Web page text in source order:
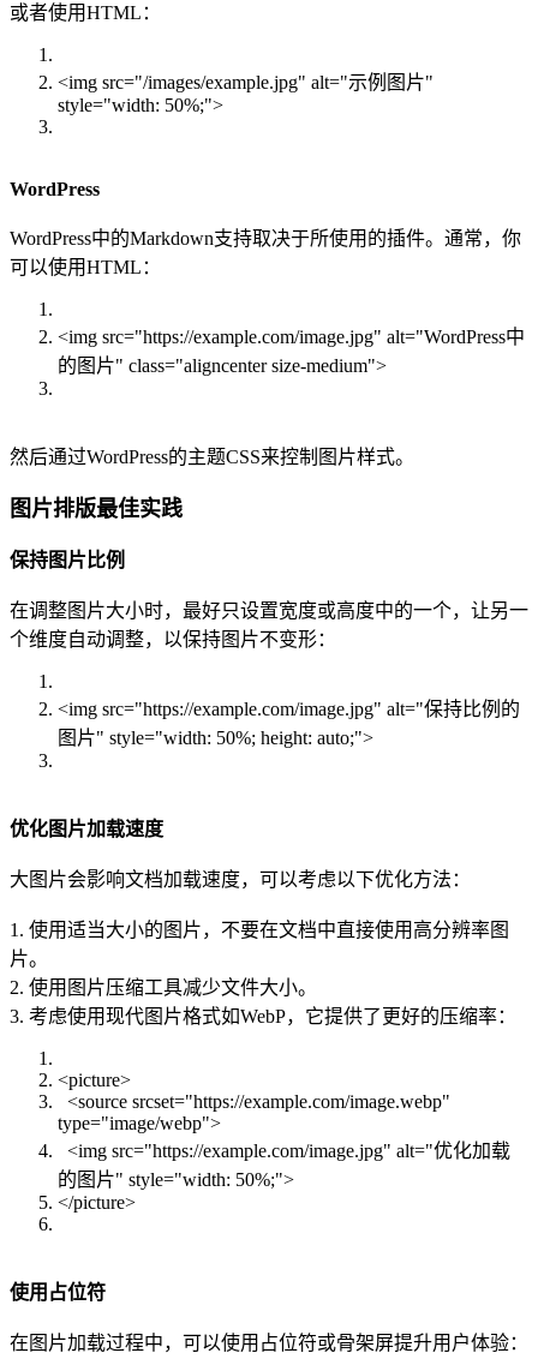
或者使用HTML：
<img src="/images/example.jpg" alt="示例图片"
style="width: 50%;">
WordPress
WordPress中的Markdown支持取决于所使用的插件。通常，你
可以使用HTML：
<img src="https://example.com/image.jpg" alt="WordPress中
的图片" class="aligncenter size-medium">
然后通过WordPress的主题CSS来控制图片样式。
图片排版最佳实践
保持图片比例
在调整图片大小时，最好只设置宽度或高度中的一个，让另一
个维度自动调整，以保持图片不变形：
<img src="https://example.com/image.jpg" alt="保持比例的
图片" style="width: 50%; height: auto;">
优化图片加载速度
大图片会影响文档加载速度，可以考虑以下优化方法：
1. 使用适当大小的图片，不要在文档中直接使用高分辨率图
片。
2. 使用图片压缩工具减少文件大小。
3. 考虑使用现代图片格式如WebP，它提供了更好的压缩率：
<picture>
<source srcset="https://example.com/image.webp"
type="image/webp">
<img src="https://example.com/image.jpg" alt="优化加载
的图片" style="width: 50%;">
</picture>
使用占位符
在图片加载过程中，可以使用占位符或骨架屏提升用户体验：